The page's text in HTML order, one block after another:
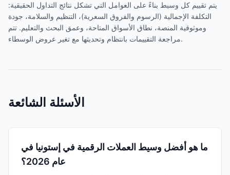
يتم تقييم كل وسيط بناءً على العوامل التي تشكل نتائج التداول الحقيقية:
التكلفة الإجمالية (الرسوم والفروق السعرية)، التنظيم والسلامة، جودة
وموثوقية المنصة، نطاق الأسواق المتاحة، وعمق البحث والتعليم. تتم
مراجعة التقييمات بانتظام وتحديثها مع تغير عروض الوسطاء.
الأسئلة الشائعة
ما هو أفضل وسيط العملات الرقمية في إستونيا في
عام 2026؟